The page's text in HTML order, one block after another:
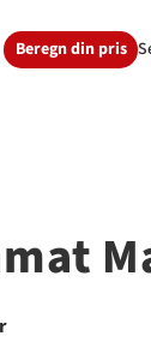
Beregn din pris